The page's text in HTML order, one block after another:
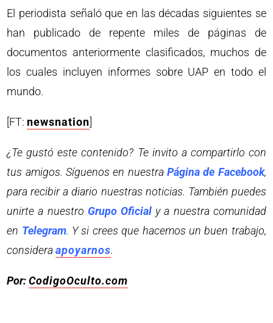
El periodista señaló que en las décadas siguientes se
han publicado de repente miles de páginas de
documentos anteriormente clasificados, muchos de
los cuales incluyen informes sobre UAP en todo el
mundo.
[FT: newsnation
¿Te gustó este contenido? Te invito a compartirlo con
tus amigos. Síguenos en nuestraPágina de Facebook,
para recibir a diario nuestras noticias. También puedes
unirte a nuestro Grupo Oficial y a nuestra comunidad
en Telegram. Y si crees que hacemos un buen trabajo,
consideraapoyarnos.
Por:CodigoOculto.com